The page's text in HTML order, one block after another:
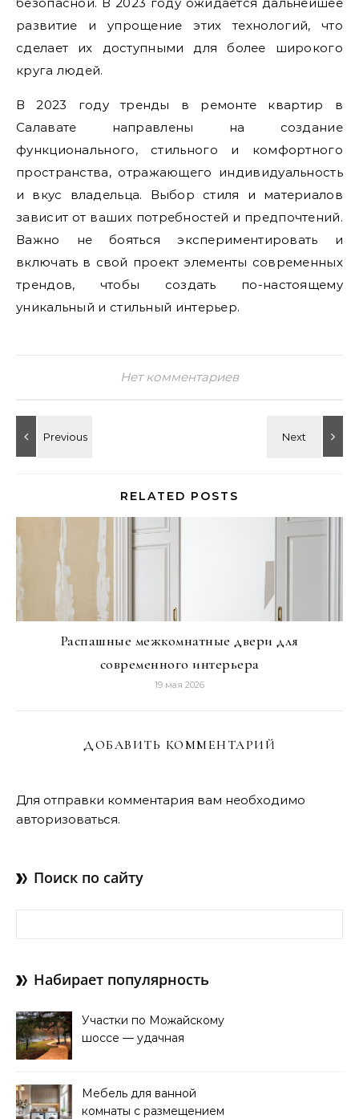
развитие и упрощение этих технологий, что
сделает их доступными для более широкого
круга людей.
В 2023 году тренды в ремонте квартир в
Салавате направлены на создание
функционального, стильного и комфортного
пространства, отражающего индивидуальность
и вкус владельца. Выбор стиля и материалов
зависит от ваших потребностей и предпочтений.
Важно не бояться экспериментировать и
включать в свой проект элементы современных
трендов, чтобы создать по-настоящему
уникальный и стильный интерьер.
Нет комментариев
RELATED POSTS
Распашные межкомнатные двери для
современного интерьера
19 мая 2026
ДОБАВИТЬ КОММЕНТАРИЙ
Для отправки комментария вам необходимо
авторизоваться.
Поиск по сайту
Набирает популярность
Участки по Можайскому
шоссе — удачная
Мебель для ванной
комнаты с размещением